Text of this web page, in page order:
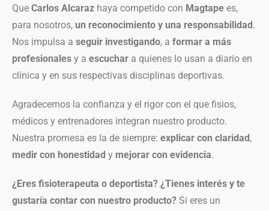
Que Carlos Alcaraz haya competido con Magtape es,
para nosotros, un reconocimiento y una responsabilidad .
Nos impulsa a seguir investigando, a formar a más
profesionales y a escuchar a quienes lo usan a diario en
clínica y en sus respectivas disciplinas deportivas.
Agradecemos la confianza y el rigor con el que fisios,
médicos y entrenadores integran nuestro producto.
Nuestra promesa es la de siempre: explicar con claridad ,
medir con honestidad y mejorar con evidencia.
¿Eres fisioterapeuta o deportista? ¿Tienes interés y te
gustaría contar con nuestro producto? Si eres un